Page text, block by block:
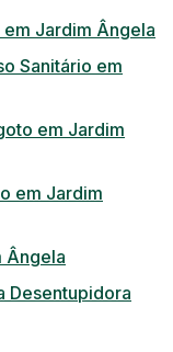
Jardim Ângela
Sanitário em
em Jardim
em Jardim
Ângela
Desentupidora